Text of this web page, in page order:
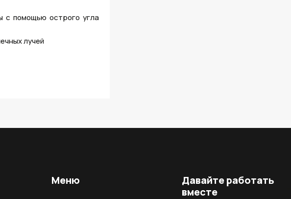
с помощью острого угла
лучей
Меню
Давайте работать
вместе